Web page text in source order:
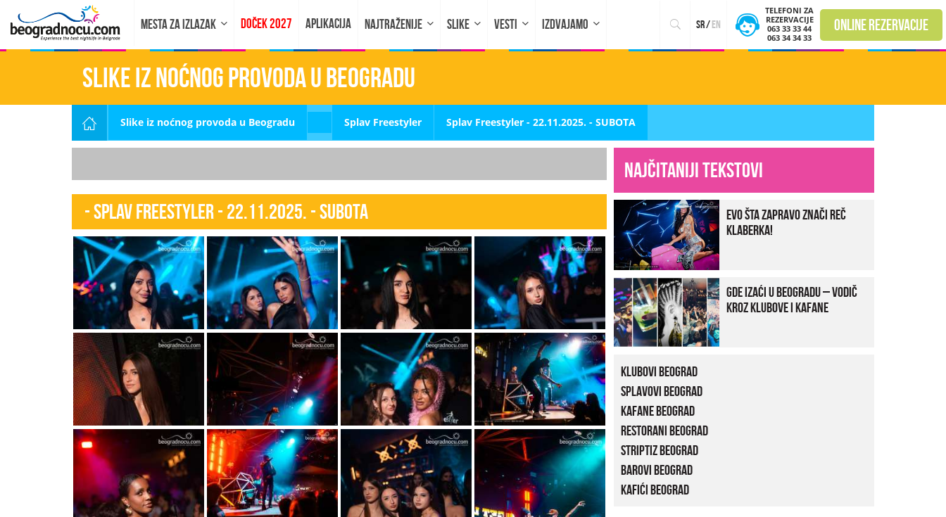
MESTA ZA IZLAZAK DOČEK 2027 APLIKACIJA NAJTRAŽENIJE SLIKE VESTI IZDVAJAMO sr/en
TELEFONI ZA
REZERVACIJE
063 33 33 44
063 34 34 33
online rezervacije
Slike iz noćnog provoda u Beogradu
Slike iz noćnog provoda u Beogradu Splav Freestyler Splav Freestyler - 22.11.2025. - SUBOTA
- Splav Freestyler - 22.11.2025. - SUBOTA
Najčitaniji tekstovi
Evo šta zapravo znači reč
klaberka!
Gde izaći u Beogradu – vodič
kroz klubove i kafane
Klubovi Beograd
Splavovi Beograd
Kafane Beograd
Restorani Beograd
Striptiz Beograd
Barovi Beograd
Kafići Beograd